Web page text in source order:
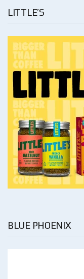
LITTLE’S
BLUE PHOENIX